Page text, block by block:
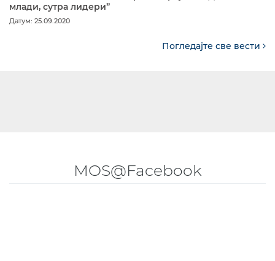
млади, сутра лидери”
Датум: 25.09.2020
Погледајте све вести
MOS@Facebook